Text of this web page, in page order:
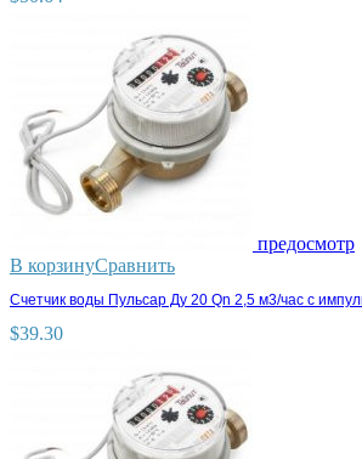
предосмотр
В корзинуСравнить
Счетчик воды Пульсар Ду 20 Qn 2,5 м3/час с
$39.30